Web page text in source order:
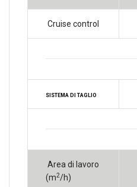
Cruise control
SISTEMA DI TAGLIO
Area di lavoro
(m2/h)